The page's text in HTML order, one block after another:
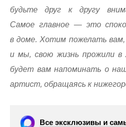
будьте друг к другу
Самое главное — это
в доме. Хотим пожелать
и мы, свою жизнь прожили в
будет вам напоминать о
артист, обращаясь к
Все эксклюзивы и